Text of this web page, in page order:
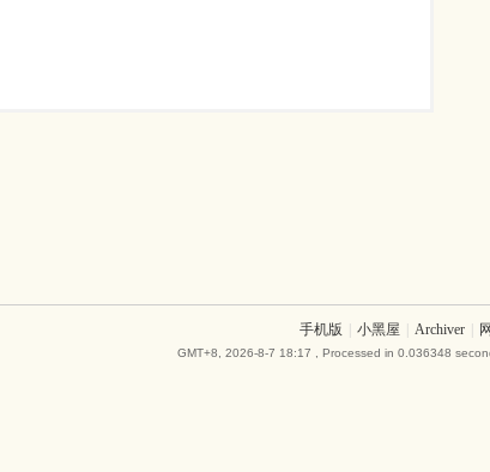
手机版 小黑屋 Archiver
GMT+8, 2026-8-7 18:17 , Processed in 0.036348